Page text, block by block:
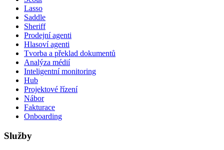
Lasso
Saddle
Sheriff
Prodejní agenti
Hlasoví agenti
Tvorba a překlad dokumentů
Analýza médií
Inteligentní monitoring
Hub
Projektové řízení
Nábor
Fakturace
Onboarding
Služby